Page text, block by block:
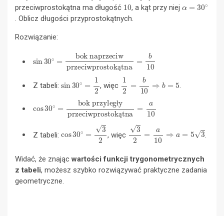
przeciwprostokątna ma długość 10, a kąt przy niej 30∘
. Oblicz długości przyprostokątnych.
Rozwiązanie:
sin 30∘
bok naprzeciw przeciwprostokątna 10
Z tabeli: sin 30∘ 2 , więc 12 10 5 .
ł
ą
cos30
bok przyległy przeciwprostokątna 10
Z tabeli: cos30 32 , więc 32= ⇒
Widać, że znającwartości funkcji trygonometrycznych
z tabeli, możesz szybko rozwiązywać praktyczne zadania
geometryczne.